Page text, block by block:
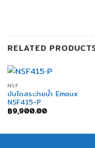
RELATED
NSF
บันไดสระว่ายน้ำ Emaux
NSF415-P
฿9,900.00